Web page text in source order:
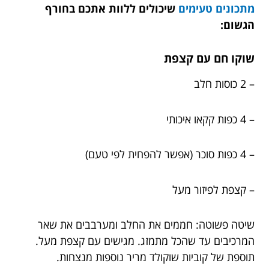
מתכונים טעימים שיכולים ללוות אתכם בחורף
הגשום:
שוקו חם עם קצפת
– 2 כוסות חלב
– 4 כפות קקאו איכותי
– 4 כפות סוכר (אפשר להפחית לפי טעם)
– קצפת לפיזור מעל
שיטה פשוטה: חממים את החלב ומערבבים את שאר
המרכיבים עד שהכל מתמזג. מגישים עם קצפת מעל.
תוספת של קוביות שוקולד מריר נוספות מנצחות.